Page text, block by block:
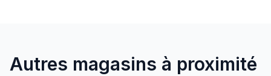
Autres magasins à proximité